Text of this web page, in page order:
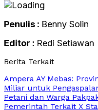
Penulis : Benny Solin
Editor : Redi Setiawan
Berita Terkait
Ampera AY Mebas:
Miliar untuk
Petani dan Warga
Pemerintah Terkait X